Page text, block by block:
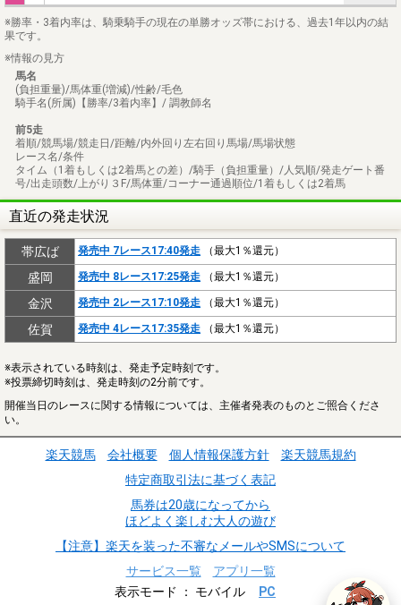
※勝率・3着内率は、騎乗騎手の現在の単勝オッズ帯における、過去1年以内の結
果です。
※情報の見方
馬名
(負担重量)/馬体重(増減)/性齢/毛色
騎手名(所属)【勝率/3着内率】/ 調教師名
前5走
着順/競馬場/競走日/距離/内外回り左右回り馬場/馬場状態
レース名/条件
タイム（1着もしくは2着馬との差）/騎手（負担重量）/人気順/発走ゲート番
号/出走頭数/上がり３F/馬体重/コーナー通過順位/1着もしくは2着馬
直近の発走状況
帯広ば 発売中 7レース17:40発走 （最大1％還元）
盛岡 発売中 8レース17:25発走 （最大1％還元）
金沢 発売中 2レース17:10発走 （最大1％還元）
佐賀 発売中 4レース17:35発走 （最大1％還元）
※表示されている時刻は、発走予定時刻です。
※投票締切時刻は、発走時刻の2分前です。
開催当日のレースに関する情報については、主催者発表のものとご照合くださ
い。
楽天競馬 会社概要 個人情報保護方針
楽天競馬規約
特定商取引法に基づく表記
馬券は20歳になってから
ほどよく楽しむ大人の遊び
【注意】楽天を装った不審なメールやSMSについて
サービス一覧
アプリ一覧
表示モード
モバイル PC